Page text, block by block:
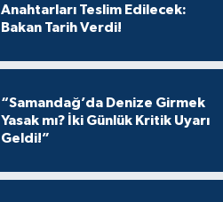
Anahtarları Teslim Edilecek:
Bakan Tarih Verdi!
“Samandağ’da Denize Girmek
Yasak mı? İki Günlük Kritik Uyarı
Geldi!”